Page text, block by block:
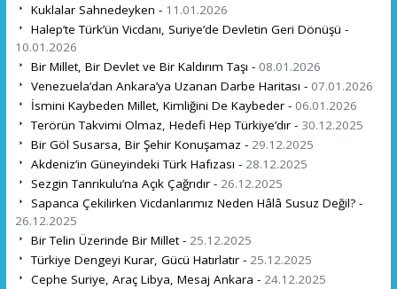
Kuklalar Sahnedeyken - 11.01.2026
Halep’te Türk’ün Vicdanı, Suriye’de Devletin Geri Dönüşü -
10.01.2026
Bir Millet, Bir Devlet ve Bir Kaldırım Taşı - 08.01.2026
Venezuela’dan Ankara’ya Uzanan Darbe Haritası - 07.01.2026
İsmini Kaybeden Millet, Kimliğini De Kaybeder - 06.01.2026
Terörün Takvimi Olmaz, Hedefi Hep Türkiye’dır - 30.12.2025
Bir Göl Susarsa, Bir Şehir Konuşamaz - 29.12.2025
Akdeniz’in Güneyindeki Türk Hafızası - 28.12.2025
Sezgin Tanrıkulu’na Açık Çağrıdır - 26.12.2025
Sapanca Çekilirken Vicdanlarımız Neden Hâlâ Susuz Değil? -
26.12.2025
Bir Telin Üzerinde Bir Millet - 25.12.2025
Türkiye Dengeyi Kurar, Gücü Hatırlatır - 25.12.2025
Cephe Suriye, Araç Libya, Mesaj Ankara - 24.12.2025